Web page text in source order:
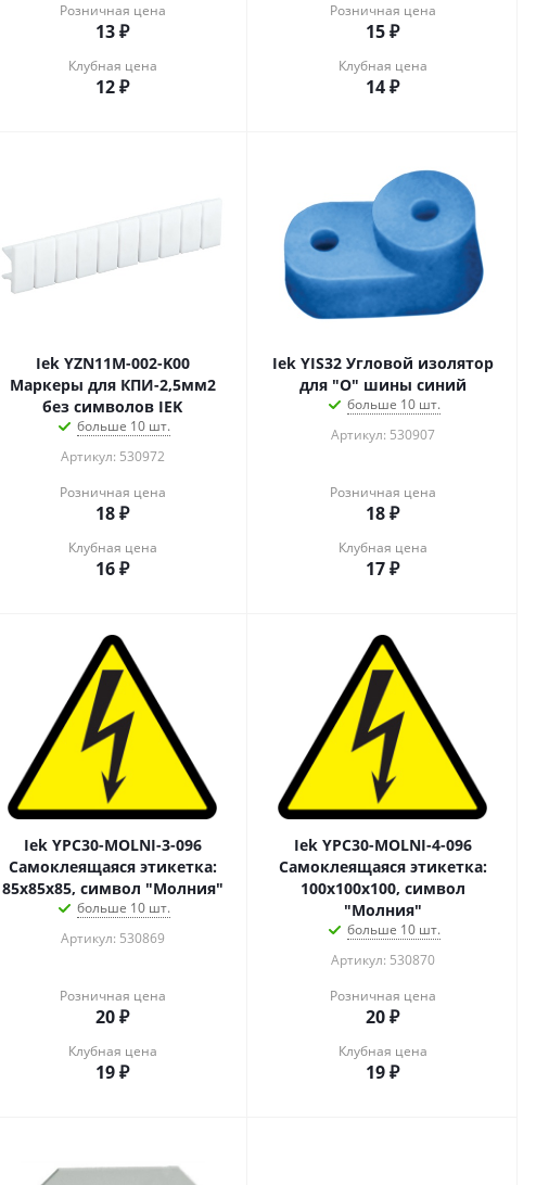
Розничная цена
13₽
Клубная цена
12₽
Розничная цена
15₽
Клубная цена
14₽
Iek YZN11M-002-K00
Маркеры для КПИ-2,5мм2
без символов IEK
больше 10 шт.
Артикул: 530972
Розничная цена
18₽
Клубная цена
16₽
Iek YIS32 Угловой изолятор
для "О" шины синий
больше 10 шт.
Артикул: 530907
Розничная цена
18₽
Клубная цена
17₽
Iek YPC30-MOLNI-3-096
Самоклеящаяся этикетка:
85х85х85, символ "Молния"
больше 10 шт.
Артикул: 530869
Розничная цена
20₽
Клубная цена
19₽
Iek YPC30-MOLNI-4-096
Самоклеящаяся этикетка:
100х100х100, символ
"Молния"
больше 10 шт.
Артикул: 530870
Розничная цена
20₽
Клубная цена
19₽